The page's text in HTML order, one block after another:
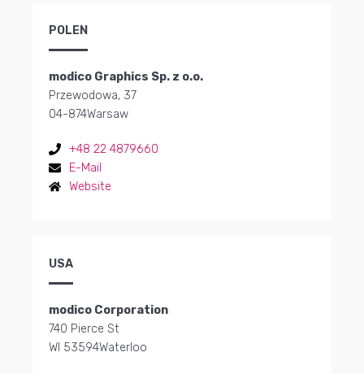
POLEN
modico Graphics Sp. z o.o.
Przewodowa, 37
04-874Warsaw
+48 22 4879660
E-Mail
Website
USA
modico Corporation
740 Pierce St
WI 53594Waterloo